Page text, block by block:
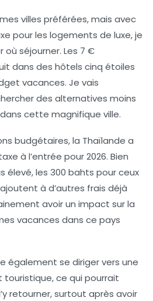
villes préférées, mais avec
pour les logements de luxe, je
où séjourner. Les 7 €
dans des hôtels cinq étoiles
vacances. Je vais
des alternatives moins
cette magnifique ville.
budgétaires, la Thaïlande a
à l’entrée pour 2026. Bien
élevé, les 300 bahts pour ceux
à d’autres frais déjà
avoir un impact sur la
vacances dans ce pays
également se diriger vers une
touristique, ce qui pourrait
retourner, surtout après avoir